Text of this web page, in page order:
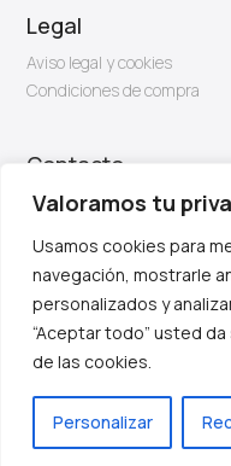
Valoramos tu
Usamos cookies para
navegación, mostrarle
personalizados y
“Aceptar todo” usted
de las cookies.
Personalizar
Legal
Aviso legal y cookies
Condiciones de compra
Contacto
Email: info@firben.es
Diseño y creación web by